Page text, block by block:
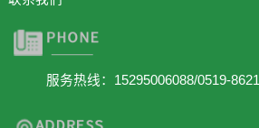
服务热线：15295006088/0519-